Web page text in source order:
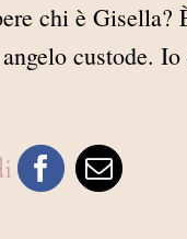
chi è Gisella?
custode.